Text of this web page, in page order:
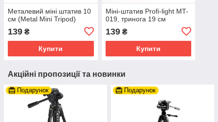
Металевий міні штатив 10
см (Metal Mini Tripod)
139 ₴
Купити
Міні-штатив Profi-light MT-
019, тринога 19 см
139₴
Купити
Акційні пропозиції та новинки
Подарунок Подарунок